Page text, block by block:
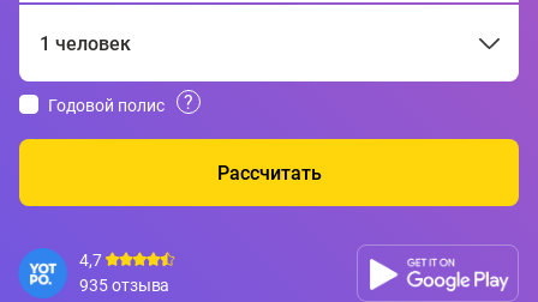
1 человек
Годовой полис ?
Рассчитать
4,7
935 отзыва